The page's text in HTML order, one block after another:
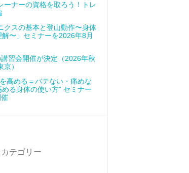
ーナーの資格を取ろう！トレ
クスの基本と登山動作〜身体
〜」セミナーを2026年8月
習会開催が決定（2026年秋
）
高める＝バテない・痛めな
る身体の使い方” セミナー
カテゴリー